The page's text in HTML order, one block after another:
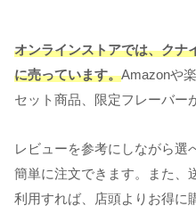
オンラインストアでは、クナ
に売っています。Amazonや
セット商品、限定フレーバー
レビューを参考にしながら選
簡単に注文できます。また、
利用すれば、店頭よりお得に